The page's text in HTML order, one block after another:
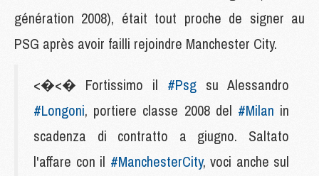
génération 2008), était tout proche de signer au
PSG après avoir failli rejoindre Manchester City.
<�<� Fortissimo il #Psg su Alessandro
#Longoni, portiere classe 2008 del #Milan in
scadenza di contratto a giugno. Saltato
l'affare con il #ManchesterCity, voci anche sul